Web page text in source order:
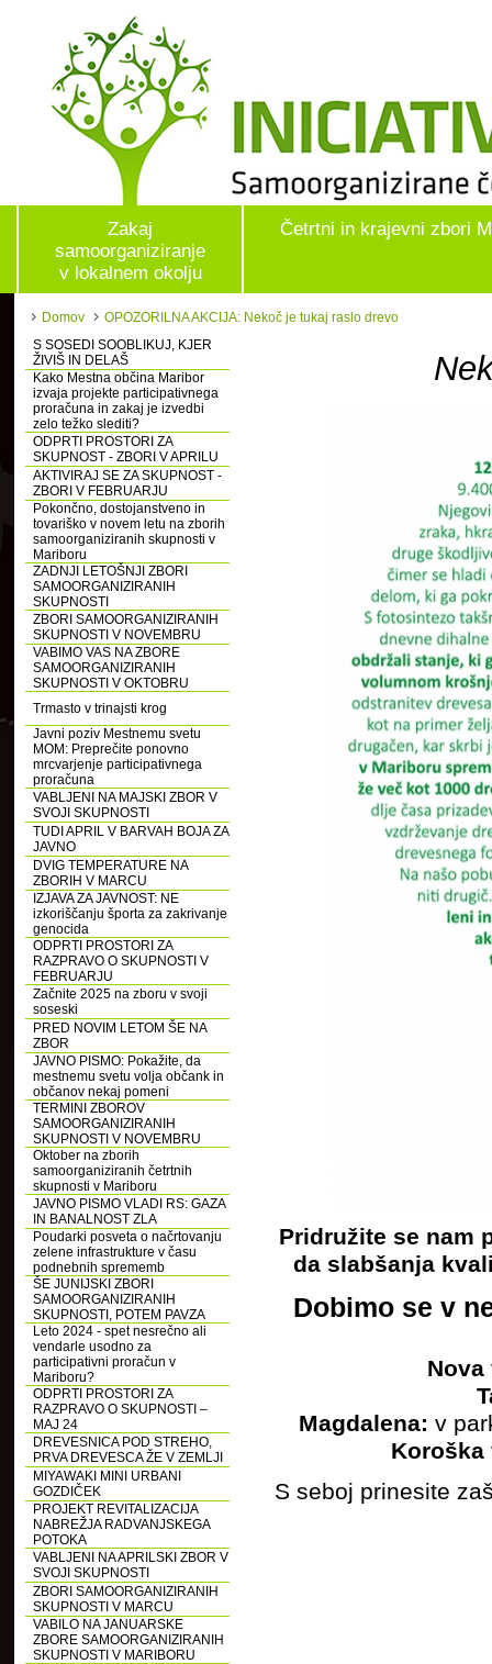
Zakaj
samoorganiziranje
v lokalnem okolju
Četrtni in krajevni zbori
Domov
OPOZORILNA AKCIJA: Nekoč je tukaj raslo drevo
S SOSEDI SOOBLIKUJ, KJER
ŽIVIŠ IN DELAŠ
Kako Mestna občina Maribor
izvaja projekte participativnega
proračuna in zakaj je izvedbi
zelo težko slediti?
ODPRTI PROSTORI ZA
SKUPNOST - ZBORI V APRILU
AKTIVIRAJ SE ZA SKUPNOST -
ZBORI V FEBRUARJU
Pokončno, dostojanstveno in
tovariško v novem letu na zborih
samoorganiziranih skupnosti v
Mariboru
ZADNJI LETOŠNJI ZBORI
SAMOORGANIZIRANIH
SKUPNOSTI
ZBORI SAMOORGANIZIRANIH
SKUPNOSTI V NOVEMBRU
VABIMO VAS NA ZBORE
SAMOORGANIZIRANIH
SKUPNOSTI V OKTOBRU
Trmasto v trinajsti krog
Javni poziv Mestnemu svetu
MOM: Preprečite ponovno
mrcvarjenje participativnega
proračuna
VABLJENI NA MAJSKI ZBOR V
SVOJI SKUPNOSTI
TUDI APRIL V BARVAH BOJA ZA
JAVNO
DVIG TEMPERATURE NA
ZBORIH V MARCU
IZJAVA ZA JAVNOST: NE
izkoriščanju športa za zakrivanje
genocida
ODPRTI PROSTORI ZA
RAZPRAVO O SKUPNOSTI V
FEBRUARJU
Začnite 2025 na zboru v svoji
soseski
PRED NOVIM LETOM ŠE NA
ZBOR
JAVNO PISMO: Pokažite, da
mestnemu svetu volja občank in
občanov nekaj pomeni
TERMINI ZBOROV
SAMOORGANIZIRANIH
SKUPNOSTI V NOVEMBRU
Oktober na zborih
samoorganiziranih četrtnih
skupnosti v Mariboru
JAVNO PISMO VLADI RS: GAZA
IN BANALNOST ZLA
Poudarki posveta o načrtovanju
zelene infrastrukture v času
podnebnih sprememb
ŠE JUNIJSKI ZBORI
SAMOORGANIZIRANIH
SKUPNOSTI, POTEM PAVZA
Leto 2024 - spet nesrečno ali
vendarle usodno za
participativni proračun v
Mariboru?
ODPRTI PROSTORI ZA
RAZPRAVO O SKUPNOSTI –
MAJ 24
DREVESNICA POD STREHO,
PRVA DREVESCA ŽE V ZEMLJI
MIYAWAKI MINI URBANI
GOZDIČEK
PROJEKT REVITALIZACIJA
NABREŽJA RADVANJSKEGA
POTOKA
VABLJENI NA APRILSKI ZBOR V
SVOJI SKUPNOSTI
ZBORI SAMOORGANIZIRANIH
SKUPNOSTI V MARCU
VABILO NA JANUARSKE
ZBORE SAMOORGANIZIRANIH
SKUPNOSTI V MARIBORU
Pridružite se nam
da slabšanja
Dobimo se v
Nova
Magdalena: v
Koroška
S seboj prinesite